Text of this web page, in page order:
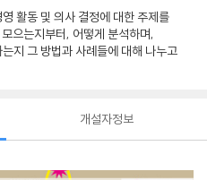
활동 및 의사 결정에 대한 주제를
으는지부터, 어떻게 분석하며,
지 그 방법과 사례들에 대해 나누고
개설자정보